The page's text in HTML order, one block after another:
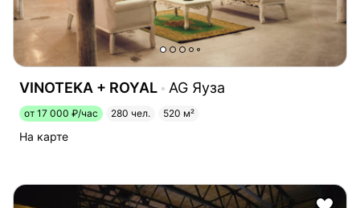
VINOTEKA + ROYAL AG Яуза
от 17 000 ₽/час 280 чел. 520 м²
На карте